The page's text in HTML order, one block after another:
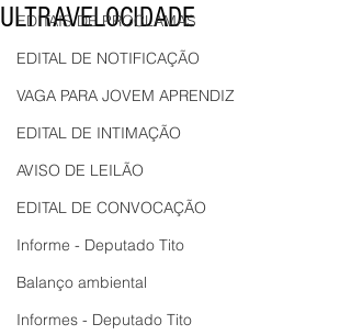
EDITAIS DE PROCLAMAS
EDITAL DE NOTIFICAÇÃO
VAGA PARA JOVEM APRENDIZ
EDITAL DE INTIMAÇÃO
AVISO DE LEILÃO
EDITAL DE CONVOCAÇÃO
Informe - Deputado Tito
Balanço ambiental
Informes - Deputado Tito
ULTRAVELOCIDADE